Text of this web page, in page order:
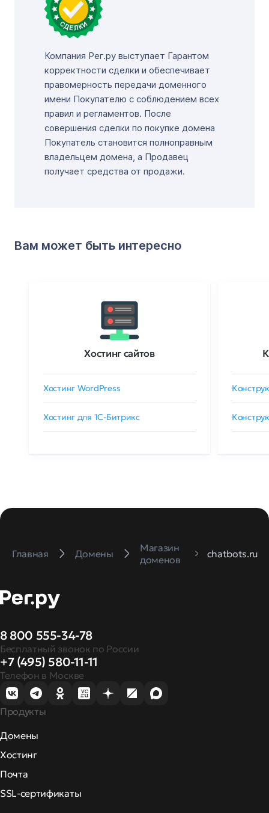
Компания Рег.ру выступает Гарантом
корректности сделки и обеспечивает
правомерность передачи доменного
имени Покупателю с соблюдением всех
правил и регламентов. После
совершения сделки по покупке домена
Покупатель становится полноправным
владельцем домена, а Продавец
получает средства от продажи.
Вам может быть интересно
Хостинг сайтов
Хостинг WordPress
Хостинг для 1C-Битрикс
Главная Домены
Магазин
доменов
chatbots.ru
8 800 555-34-78
Бесплатный звонок по России
+7 (495) 580-11-11
Телефон в Москве
Продукты
Домены
Хостинг
Почта
SSL-сертификаты